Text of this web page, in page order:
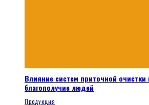
Влияние систем приточной
благополучие людей
Продукция